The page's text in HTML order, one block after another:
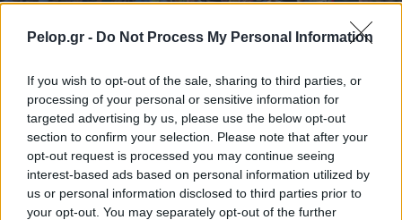
Pelop.gr - Do Not Process My Personal Information
If you wish to opt-out of the sale, sharing to third parties, or
processing of your personal or sensitive information for
targeted advertising by us, please use the below opt-out
section to confirm your selection. Please note that after your
opt-out request is processed you may continue seeing
interest-based ads based on personal information utilized by
us or personal information disclosed to third parties prior to
your opt-out. You may separately opt-out of the further
Μεταμορφώσεως του Κυρίουκλήρος και λαός στη
Ζαρούχλα ΦΩΤΟ